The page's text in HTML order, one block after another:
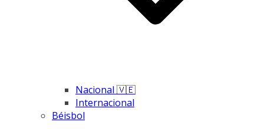
Nacional 🇻🇪
Internacional
Béisbol